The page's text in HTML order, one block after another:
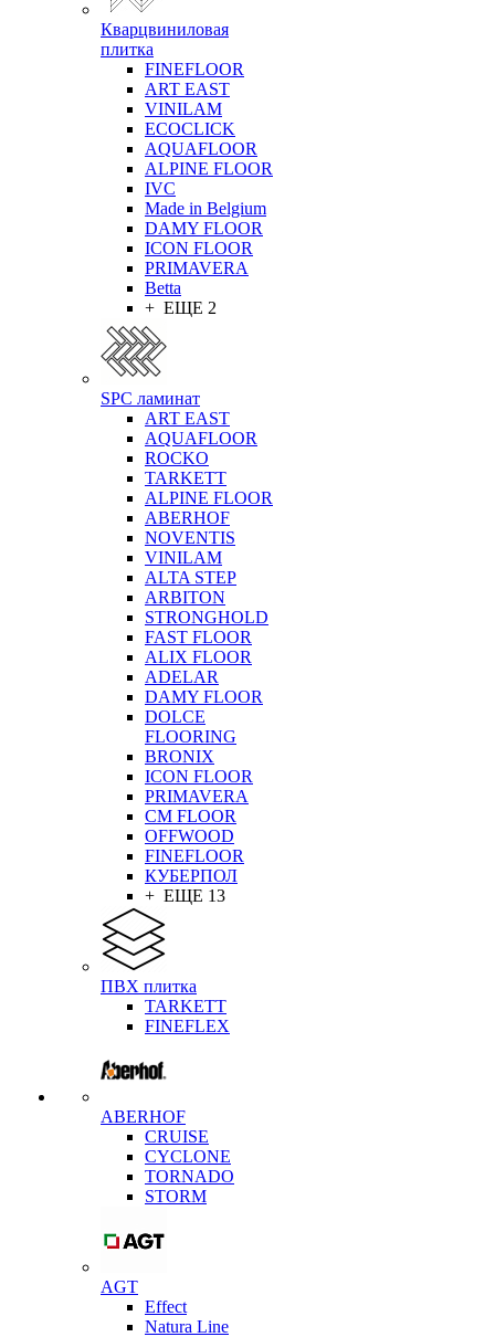
Кварцвиниловая
плитка
FINEFLOOR
ART EAST
VINILAM
ECOCLICK
AQUAFLOOR
ALPINE FLOOR
IVC
Made in Belgium
DAMY FLOOR
ICON FLOOR
PRIMAVERA
Betta
+ ЕЩЕ 2
SPC ламинат
ART EAST
AQUAFLOOR
ROCKO
TARKETT
ALPINE FLOOR
ABERHOF
NOVENTIS
VINILAM
ALTA STEP
ARBITON
STRONGHOLD
FAST FLOOR
ALIX FLOOR
ADELAR
DAMY FLOOR
DOLCE
FLOORING
BRONIX
ICON FLOOR
PRIMAVERA
CM FLOOR
OFFWOOD
FINEFLOOR
КУБЕРПОЛ
+ ЕЩЕ 13
ПВХ плитка
TARKETT
FINEFLEX
ABERHOF
CRUISE
CYCLONE
TORNADO
STORM
AGT
Effect
Natura Line